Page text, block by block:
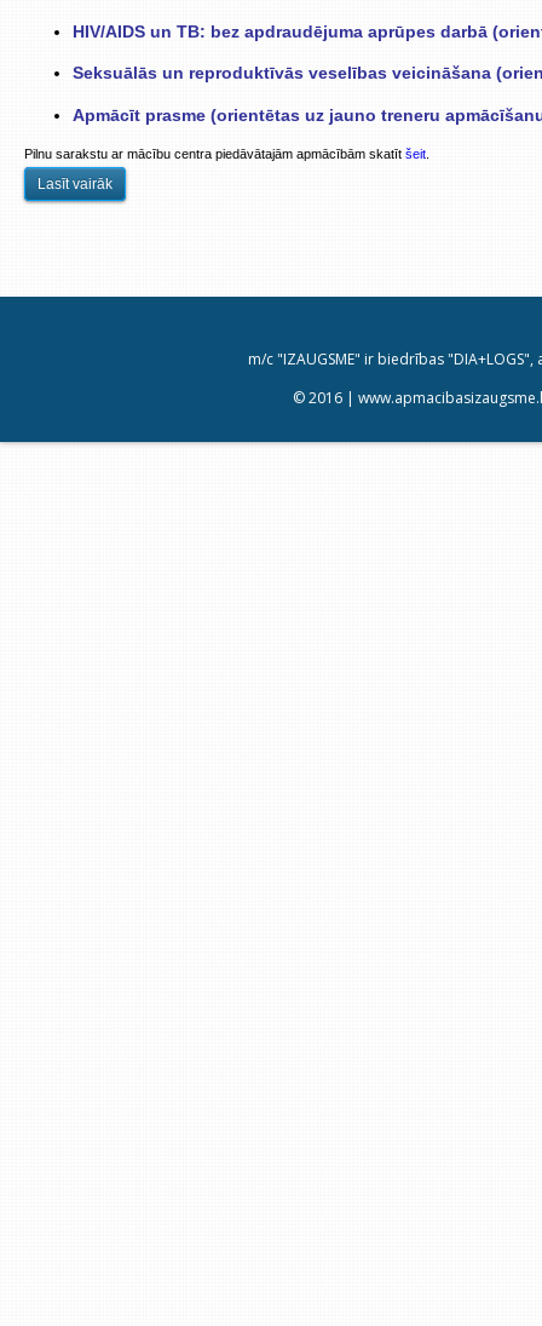
HIV/AIDS un TB: bez apdraudējuma aprūpes darbā
Seksuālās un reproduktīvās veselības veicināšana
Apmācīt prasme (orientētas uz jauno treneru
Pilnu sarakstu ar mācību centra piedāvātajām apmācībām skatīt šeit.
Lasīt vairāk
m/c "IZAUGSME" ir biedrības
© 2016 |